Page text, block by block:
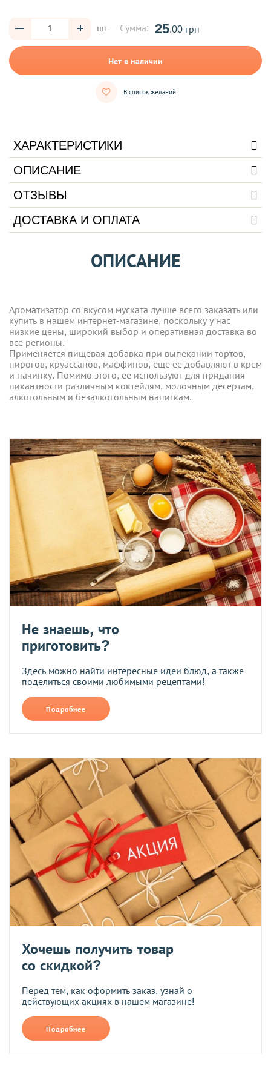
шт Сумма: 25.00 грн
Нет в наличии
В список желаний
ХАРАКТЕРИСТИКИ
ОПИСАНИЕ
ОТЗЫВЫ
ДОСТАВКА И ОПЛАТА
ОПИСАНИЕ
Ароматизатор со вкусом муската лучше всего заказать или
купить в нашем интернет-магазине, поскольку у нас
низкие цены, широкий выбор и оперативная доставка во
все регионы.
Применяется пищевая добавка при выпекании тортов,
пирогов, круассанов, маффинов, еще ее добавляют в крем
и начинку. Помимо этого, ее используют для придания
пикантности различным коктейлям, молочным десертам,
алкогольным и безалкогольным напиткам.
Не знаешь, что
приготовить?
Здесь можно найти интересные идеи блюд, а также
поделиться своими любимыми рецептами!
Подробнее
Хочешь получить товар
со скидкой?
Перед тем, как оформить заказ, узнай о
действующих акциях в нашем магазине!
Подробнее